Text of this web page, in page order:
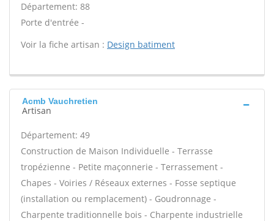
Département: 88
Porte d'entrée -
Voir la fiche artisan : Design batiment
Acmb Vauchretien
Artisan
Département: 49
Construction de Maison Individuelle - Terrasse
tropézienne - Petite maçonnerie - Terrassement -
Chapes - Voiries / Réseaux externes - Fosse septique
(installation ou remplacement) - Goudronnage -
Charpente traditionnelle bois - Charpente industrielle